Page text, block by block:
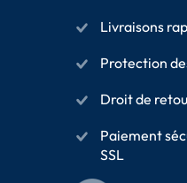
Livraisons
Protection
Droit de
Paiement
SSL